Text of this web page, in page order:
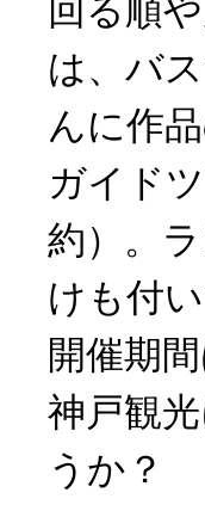
回る順
は、バ
んに作
ガイド
約）。
けも付
開催期
神戸観
うか？